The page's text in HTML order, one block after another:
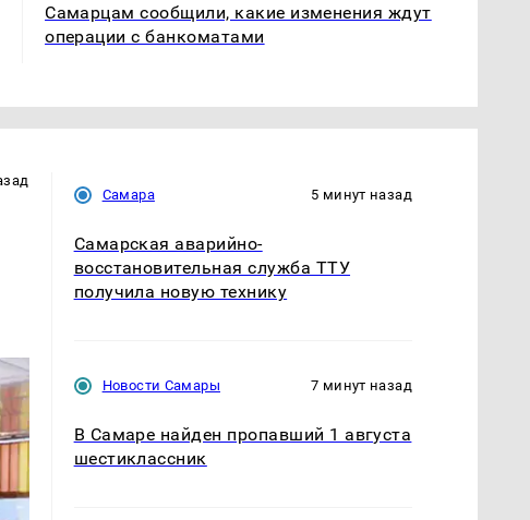
Самарцам сообщили, какие изменения ждут
операции с банкоматами
Самара 5 минут назад
Самарская аварийно-
восстановительная служба ТТУ
получила новую технику
Новости Самары 7 минут назад
В Самаре найден пропавший 1 августа
шестиклассник